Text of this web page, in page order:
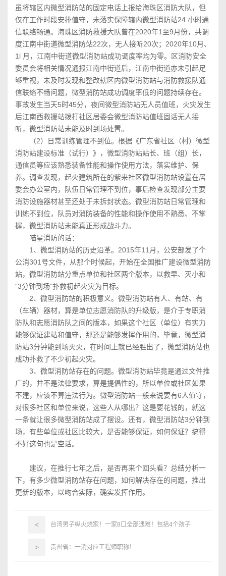
虽将辖区内微型消防站的固定电话上报给海珠区消防大队，但
仅在工作时段安排值守，未落实保障辖内微型消防站24 小时通
信联络畅通。海珠区消防救援大队曾在2020年1至9月份，共调
度江南中街道微型消防站22次，无人接听20次；2020年10月、
1l 月，江南中街道微型消防站成功调度率均为零。区消防安全
委员会将相关情况通报江南中街道后，江南中街道亦未引起足
够重视，未及时发现和整改辖区内微型消防站与消防救援队通
信联络不畅问题，微型消防站成功调度率低的问题持续存在。
事故发生当天5时45分，夜间微型消防站无人员值班，火灾发生
后江南西救援站拨打社区居委会微型消防站值班固话无人接
听，微型消防站未能及时到场处置。
（2）日常训练管理不到位。根据《广东省社区（村）微型
消防站建设标准（试行）》，微型消防站站长、班（组）长，
通信员等应该熟悉装备性能和操作使用方法，落实维护、保
养。调查发现，起火建筑所在的紫来社区微型消防站设置在居
委会办公室内，队伍日常管理不到位，事后检查发现部分主要
消防设施器材甚至还处于未拆封状态。微型消防站日常管理和
训练不到位，队员对消防装备的性能和操作使用不熟悉、不掌
握，微型消防站未能真正形成战斗力。
喵星消防的话：
1、微型消防站的历史沿革。2015年11月，公安部发了个
公消301号文件，从那个时候起，开始在全国推广建设微型消防
站，微型消防站分重点单位和社区两个版本，以救早、灭小和
“3分钟到场”扑救初起火灾为目标。
2、微型消防站的积极意义。微型消防站有人、有站、有
（车辆）器材，算是单位志愿消防队的升级版，是介于专职消
防队和志愿消防队之间的版本，如果这个社区（单位）有实力
能够保证建站和值守，那还是能够发挥作用的，毕竟，微型消
防站3分钟能到场灭火，在时间上就已经胜出了，微型消防站也
成功扑救了不少初起火灾。
3、微型消防站存在的问题。微型消防站毕竟是通过文件推
广的，并不是法律要求，算是提倡性的，所以单位或社区如果
不建，应该不算违法行为。微型消防站一般来说要有6人值守，
对很多社区和单位来说，这些人从哪出？这是要花钱的，就这
一条就让很多微型消防站成了摆设。还有，微型消防站3分钟到
场，有些单位或社区比较大，是否能够保证，如何保证？搞得
不好这句也是空话。
建议，在推行七年之后，是否再来个回头看？总结分析一
下，有多少微型消防站存在问题，如何解决存在的问题，推出
更新的版本，以吻合实际，确实发挥作用。
< 台湾男子纵火烧家！一家8口全部遇难！包括4个孩子
贵州省：一消对应工程师职称！
>